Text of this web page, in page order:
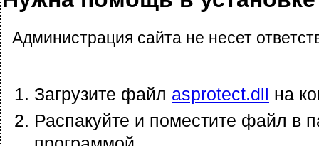
Администрация сайта не несет
Загрузите файл asprotect.dll на
Распакуйте и поместите файл в